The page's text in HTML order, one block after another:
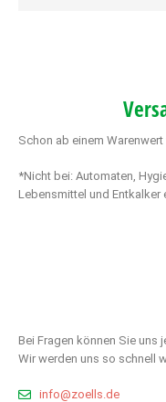
Schon ab einem Warenwert
*Nicht bei: Automaten,
Lebensmittel und Entkalker
Bei Fragen können Sie uns
Wir werden uns so schnell
info@zoells.de